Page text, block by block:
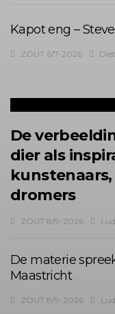
Kapot eng –
ZOUT 6/7-2026
De
dier als
dromers
ZOUT 8/9-2026
De materie
Maastricht
ZOUT 8/9-2026